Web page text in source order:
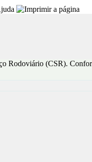
Rodoviário (CSR).